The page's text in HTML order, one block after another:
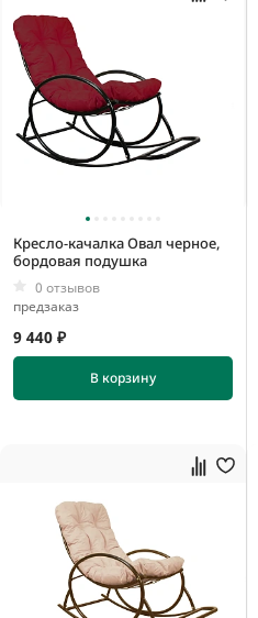
Кресло-качалка Овал черное,
бордовая подушка
0 отзывов
предзаказ
9 440 ₽
В корзину